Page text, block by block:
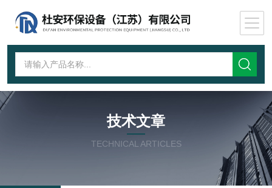
技术文章
TECHNICAL ARTICLES